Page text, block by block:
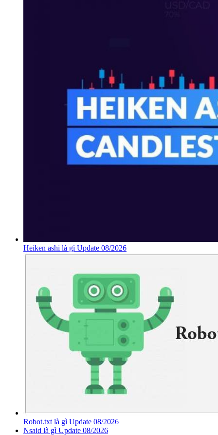
Heiken ashi là gì Update 08/2026
Robot.txt là gì Update 08/2026
Nsaid là gì Update 08/2026